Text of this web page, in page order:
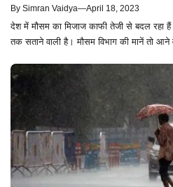
By Simran Vaidya—April 18, 2023
देश में मौसम का मिजाज काफी तेजी से बदल रहा
तक सताने वाली है। मौसम विभाग की मानें तो आने